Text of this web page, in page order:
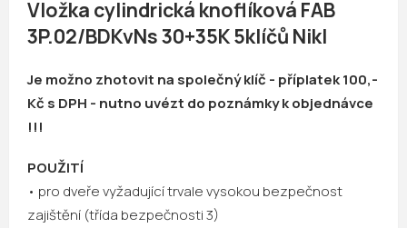
Vložka cylindrická knoflíková FAB
3P.02/BDKvNs 30+35K 5klíčů Nikl
Je možno zhotovit na společný klíč - příplatek 100,-
Kč s DPH - nutno uvézt do poznámky k objednávce
!!!
POUŽITÍ
• pro dveře vyžadující trvale vysokou bezpečnost
zajištění (třída bezpečnosti 3)